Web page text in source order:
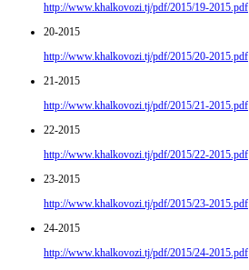
http://www.khalkovozi.tj/pdf/2015/19-2015.pdf
20-2015
http://www.khalkovozi.tj/pdf/2015/20-2015.pdf
21-2015
http://www.khalkovozi.tj/pdf/2015/21-2015.pdf
22-2015
http://www.khalkovozi.tj/pdf/2015/22-2015.pdf
23-2015
http://www.khalkovozi.tj/pdf/2015/23-2015.pdf
24-2015
http://www.khalkovozi.tj/pdf/2015/24-2015.pdf